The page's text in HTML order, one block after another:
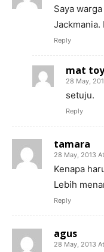
Saya
Reply
mat
28 May,
setuju.
Reply
tamara
28 May, 2013
Kenapa
Lebih
Reply
agus
28 May, 2013